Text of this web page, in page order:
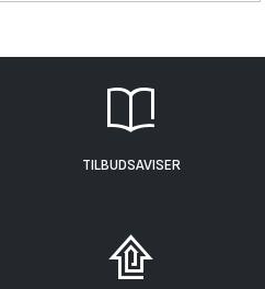
TILBUDSAVISER